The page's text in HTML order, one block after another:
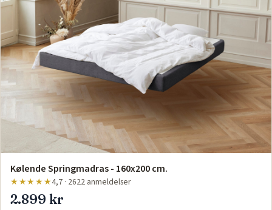
Kølende Springmadras - 160x200 cm.
★★★★★4,7 · 2622 anmeldelser
2.899 kr